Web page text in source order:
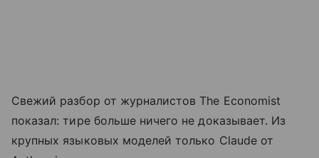
Свежий разбор от журналистов The Economist
показал: тире больше ничего не доказывает. Из
крупных языковых моделей только Claude от